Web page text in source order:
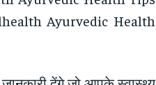
Ayurvedic Health